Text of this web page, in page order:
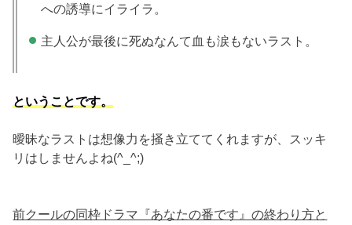
への誘導にイライラ。
主人公が最後に死ぬなんて血も涙もないラスト。
ということです。
曖昧なラストは想像力を掻き立ててくれますが、スッキ
リはしませんよね(^_^;)
前クールの同枠ドラマ『あなたの番です』の終わり方と